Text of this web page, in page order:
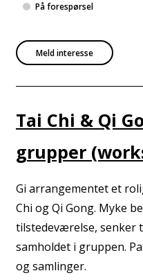
Meld interesse
På forespørsel
Tai Chi & Qi
grupper
Gi arrangementet et
Chi og Qi Gong. Myke
tilstedeværelse, senker
samholdet i gruppen.
og samlinger.